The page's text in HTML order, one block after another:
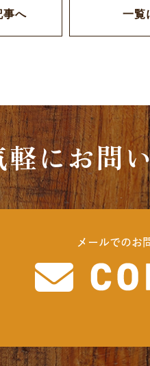
事へ 一覧
軽にお問
メールでのお